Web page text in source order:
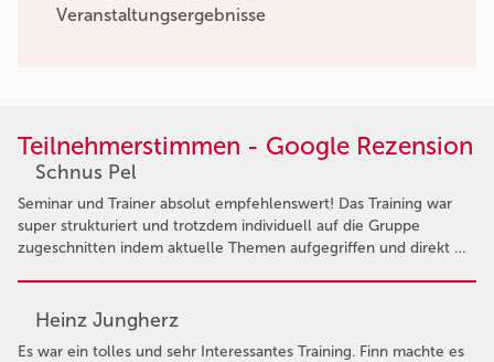
Veranstaltungsergebnisse
Teilnehmerstimmen - Google Rezension
Schnus Pel
Seminar und Trainer absolut empfehlenswert! Das Training war
super strukturiert und trotzdem individuell auf die Gruppe
zugeschnitten indem aktuelle Themen aufgegriffen und direkt …
Heinz Jungherz
Es war ein tolles und sehr Interessantes Training. Finn machte es